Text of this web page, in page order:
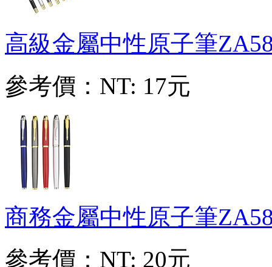
高級金屬中性原子筆
參考價： NT: 17元
商務金屬中性原子筆
參考價： NT: 20元